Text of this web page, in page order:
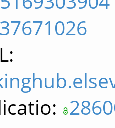
37671026